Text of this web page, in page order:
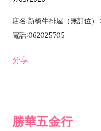
店名:新橋牛排屋（無訂位
電話:062025705
分享
勝華五金行